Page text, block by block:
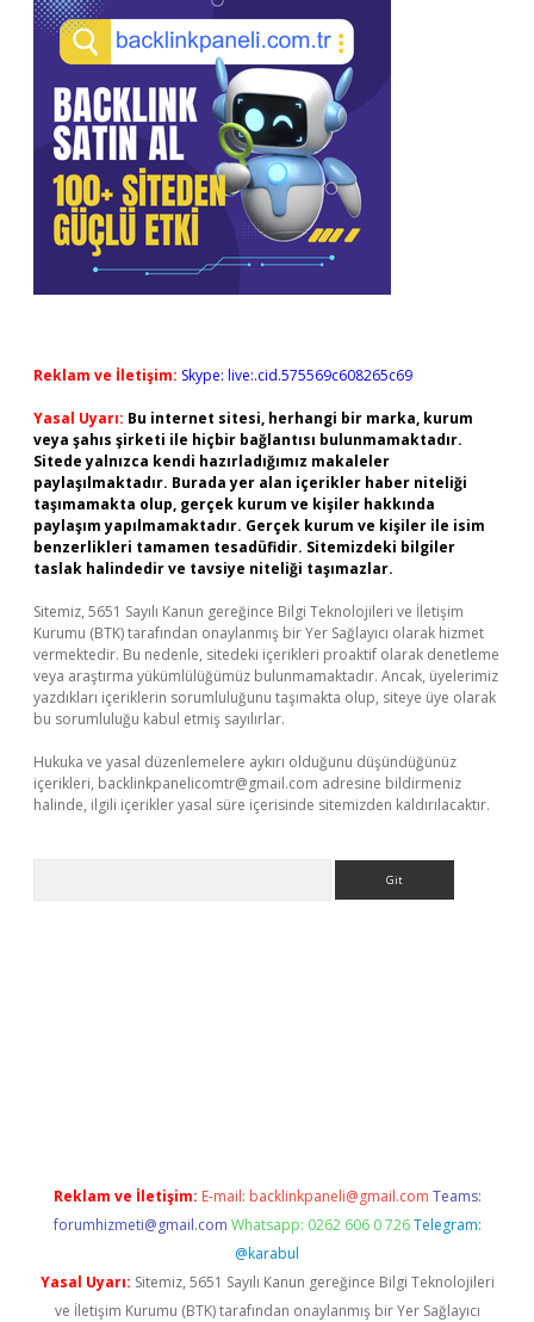
Reklam ve İletişim: Skype: live:.cid.575569c608265c69
Yasal Uyarı: Bu internet sitesi, herhangi bir marka, kurum
veya şahıs şirketi ile hiçbir bağlantısı bulunmamaktadır.
Sitede yalnızca kendi hazırladığımız makaleler
paylaşılmaktadır. Burada yer alan içerikler haber niteliği
taşımamakta olup, gerçek kurum ve kişiler hakkında
paylaşım yapılmamaktadır. Gerçek kurum ve kişiler ile isim
benzerlikleri tamamen tesadüfidir. Sitemizdeki bilgiler
taslak halindedir ve tavsiye niteliği taşımazlar.
Sitemiz, 5651 Sayılı Kanun gereğince Bilgi Teknolojileri ve İletişim
Kurumu (BTK) tarafından onaylanmış bir Yer Sağlayıcı olarak hizmet
vermektedir. Bu nedenle, sitedeki içerikleri proaktif olarak denetleme
veya araştırma yükümlülüğümüz bulunmamaktadır. Ancak, üyelerimiz
yazdıkları içeriklerin sorumluluğunu taşımakta olup, siteye üye olarak
bu sorumluluğu kabul etmiş sayılırlar.
Hukuka ve yasal düzenlemelere aykırı olduğunu düşündüğünüz
içerikleri, backlinkpanelicomtr@gmail.com adresine bildirmeniz
halinde, ilgili içerikler yasal süre içerisinde sitemizden kaldırılacaktır.
Reklam ve İletişim: E-mail: backlinkpaneli@gmail.com Teams:
forumhizmeti@gmail.com Whatsapp: 0262 606 0 726 Telegram:
@karabul
Yasal Uyarı: Sitemiz, 5651 Sayılı Kanun gereğince Bilgi Teknolojileri
ve İletişim Kurumu (BTK) tarafından onaylanmış bir Yer Sağlayıcı